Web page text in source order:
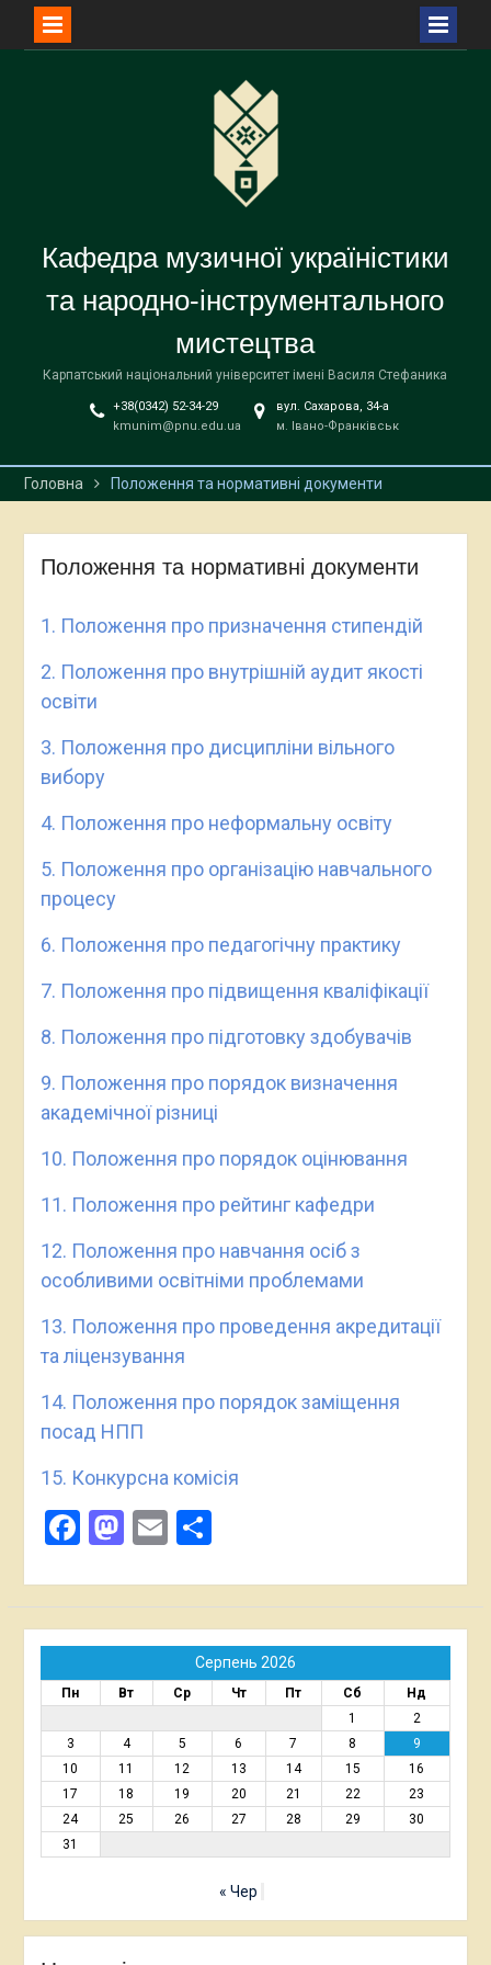
Кафедра музичної україністики
та народно-інструментального
мистецтва
Карпатський національний університет імені Василя Стефаника
+38(0342) 52-34-29
kmunim@pnu.edu.ua
вул. Сахарова, 34-а
м. Івано-Франківськ
Головна Положення та нормативні документи
Положення та нормативні документи
1. Положення про призначення стипендій
2. Положення про внутрішній аудит якості
освіти
3. Положення про дисципліни вільного
вибору
4. Положення про неформальну освіту
5. Положення про організацію навчального
процесу
6. Положення про педагогічну практику
7. Положення про підвищення кваліфікації
8. Положення про підготовку здобувачів
9. Положення про порядок визначення
академічної різниці
10. Положення про порядок оцінювання
11. Положення про рейтинг кафедри
12. Положення про навчання осіб з
особливими освітніми проблемами
13. Положення про проведення акредитації
та ліцензування
14. Положення про порядок заміщення
посад НПП
15. Конкурсна комісія
Facebook
Mastodon
EmailПоділитися
Серпень 2026
Пн Вт Ср Чт Пт Сб
Нд
1
2
3
4 5 6 7 8
9
10
11 12 13 14 15
16
17
18 19 20 21 22
23
24
25 26 27 28 29
30
31
« Чер